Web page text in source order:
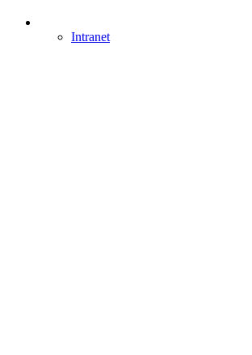
Intranet